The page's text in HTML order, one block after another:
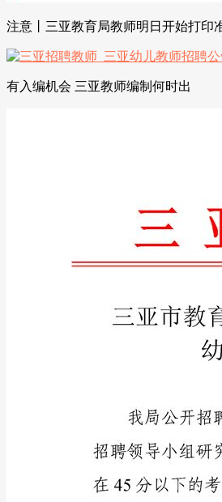
注意丨三亚教育局教师明日开始打印
有入编机会 三亚教师编制何时出